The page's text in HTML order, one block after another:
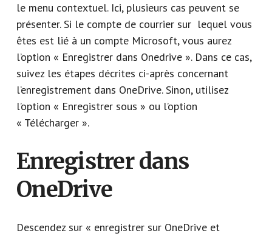
le menu contextuel. Ici, plusieurs cas peuvent se
présenter. Si le compte de courrier sur lequel vous
êtes est lié à un compte Microsoft, vous aurez
l’option « Enregistrer dans Onedrive ». Dans ce cas,
suivez les étapes décrites ci-après concernant
l’enregistrement dans OneDrive. Sinon, utilisez
l’option « Enregistrer sous » ou l’option
« Télécharger ».
Enregistrer dans
OneDrive
Descendez sur « enregistrer sur OneDrive et